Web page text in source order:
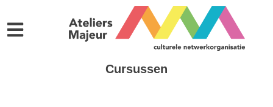
Cursussen